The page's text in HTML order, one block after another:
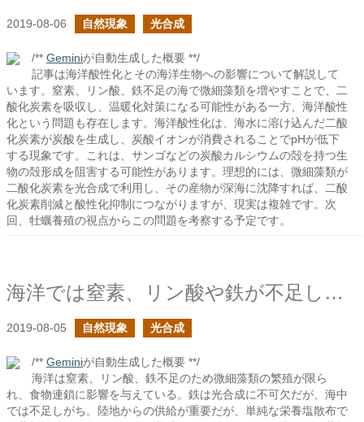
2019-08-06 自然現象 光合成
/** Geminiが自動生成した概要 **/
記事は海洋酸性化とその海洋生物への影響について解説して
います。窒素、リン酸、鉄不足の海で微細藻類を増やすことで、二
酸化炭素を吸収し、温暖化対策になる可能性がある一方、海洋酸性
化という問題も存在します。海洋酸性化は、海水に溶け込んだ二酸
化炭素が炭酸を生成し、炭酸イオンが消費されることでpHが低下
する現象です。これは、サンゴなどの炭酸カルシウムの殻を持つ生
物の殻形成を阻害する可能性があります。理想的には、微細藻類が
二酸化炭素を光合成で利用し、その産物が深海に沈降すれば、二酸
化炭素削減と酸性化抑制につながりますが、現実は複雑です。次
回、牡蠣養殖の視点からこの問題を考察する予定です。
海洋では窒素、リン酸や鉄が不足しているらしい
2019-08-05 自然現象 光合成
/** Geminiが自動生成した概要 **/
海洋は窒素、リン酸、鉄不足のため微細藻類の繁殖が限ら
れ、食物連鎖に影響を与えている。鉄は光合成に不可欠だが、海中
では不足しがち。陸地からの供給が重要だが、単純な栄養塩散布で